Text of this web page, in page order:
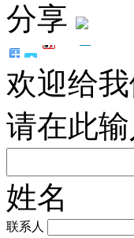
分享
欢迎给
请在此
姓名
联系人